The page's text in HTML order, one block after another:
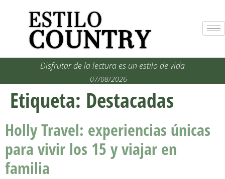
Disfrutar de la lectura es un estilo de vida
07/08/2026
Etiqueta: Destacadas
Holly Travel: experiencias únicas
para vivir los 15 y viajar en
familia